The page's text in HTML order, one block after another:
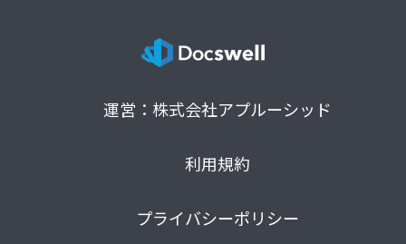
運営：株式会社アプルーシッド
利用規約
プライバシーポリシー